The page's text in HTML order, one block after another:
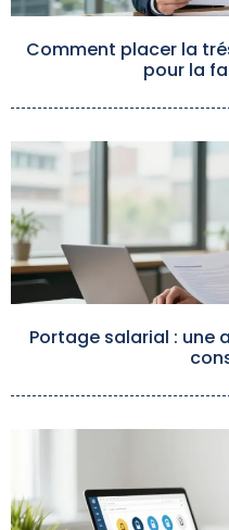
Comment placer la
pour la
Portage salarial : une